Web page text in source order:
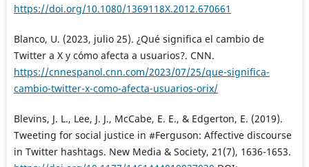
https://doi.org/10.1080/1369118X.2012.670661
Blanco, U. (2023, julio 25). ¿Qué significa el cambio de
Twitter a X y cómo afecta a usuarios?. CNN.
https://cnnespanol.cnn.com/2023/07/25/que-significa-
cambio-twitter-x-como-afecta-usuarios-orix/
Blevins, J. L., Lee, J. J., McCabe, E. E., & Edgerton, E. (2019).
Tweeting for social justice in #Ferguson: Affective discourse
in Twitter hashtags. New Media & Society, 21(7), 1636-1653.